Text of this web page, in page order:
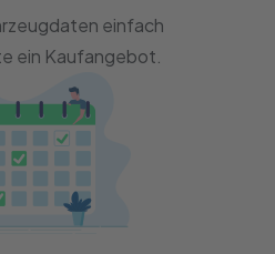
einfach
ein Kaufangebot.